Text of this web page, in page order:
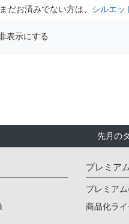
だお済みでない方は、 シルエッ
表示にする
先月の
プレミア
プレミア
商品化ラ